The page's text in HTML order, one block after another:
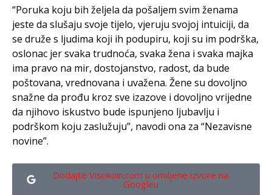
“Poruka koju bih željela da pošaljem svim ženama
jeste da slušaju svoje tijelo, vjeruju svojoj intuiciji, da
se druže s ljudima koji ih podupiru, koji su im podrška,
oslonac jer svaka trudnoća, svaka žena i svaka majka
ima pravo na mir, dostojanstvo, radost, da bude
poštovana, vrednovana i uvažena. Žene su dovoljno
snažne da prođu kroz sve izazove i dovoljno vrijedne
da njihovo iskustvo bude ispunjeno ljubavlju i
podrškom koju zaslužuju”, navodi ona za “Nezavisne
novine”.
Dodajte Visokoin.com u omiljene izvore na
Googleu